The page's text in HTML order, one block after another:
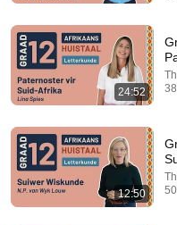
Gr12 Afrikaans:
Ernst van Heerden
Thuma Mina Teaching •
24:52
12:50